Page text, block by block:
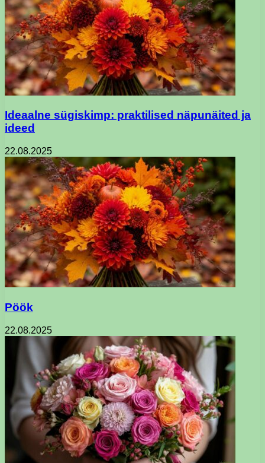
Ideaalne sügiskimp: praktilised näpunäited ja
ideed
22.08.2025
Pöök
22.08.2025